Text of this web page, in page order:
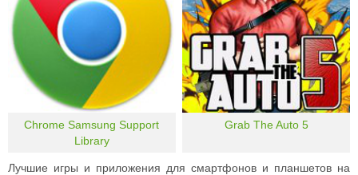
Chrome Samsung Support
Library
Grab The Auto 5
Лучшие игры и приложения для смартфонов и планшетов на